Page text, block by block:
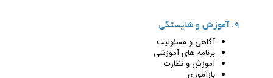
9. آموزش و شایستگی
آگاهی و مسئولیت
برنامه های آموزشی
آموزش و نظارت
بازآموزی